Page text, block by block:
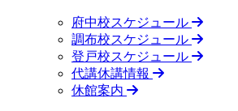
府中校スケジュール
調布校スケジュール
登戸校スケジュール
代講休講情報
休館案内